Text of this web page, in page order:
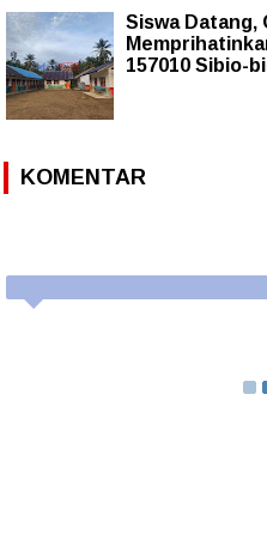
Siswa Datang,
157010 Sibio-
KOMENTAR